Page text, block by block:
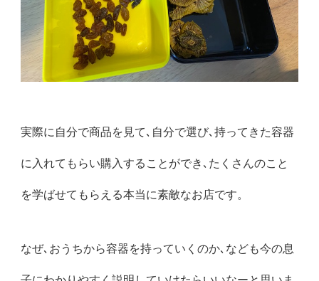
実際に自分で商品を見て､自分で選び､持ってきた容器
に入れてもらい購入することができ､たくさんのこと
を学ばせてもらえる本当に素敵なお店です。
なぜ､おうちから容器を持っていくのか､なども今の息